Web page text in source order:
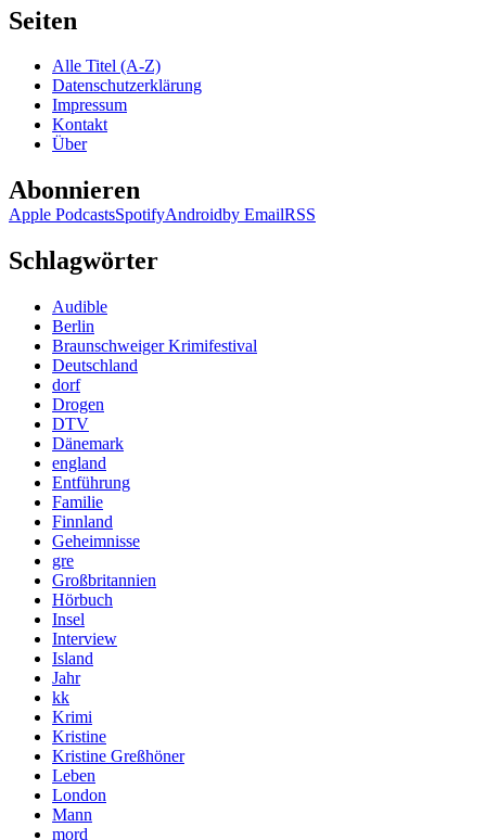
Seiten
Alle Titel (A-Z)
Datenschutzerklärung
Impressum
Kontakt
Über
Abonnieren
Apple PodcastsSpotifyAndroidby EmailRSS
Schlagwörter
Audible
Berlin
Braunschweiger Krimifestival
Deutschland
dorf
Drogen
DTV
Dänemark
england
Entführung
Familie
Finnland
Geheimnisse
gre
Großbritannien
Hörbuch
Insel
Interview
Island
Jahr
kk
Krimi
Kristine
Kristine Greßhöner
Leben
London
Mann
mord